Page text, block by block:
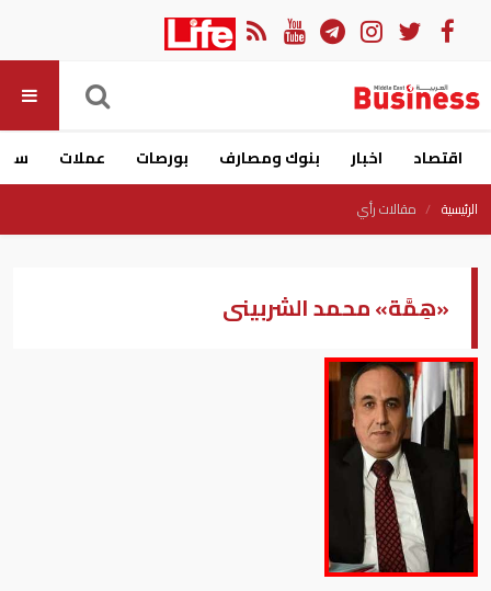
اقتصاد اخبار بنوك ومصارف بورصات عملات
الرئيسية مقالات رأي
«هِمَّة» محمد الشربينى